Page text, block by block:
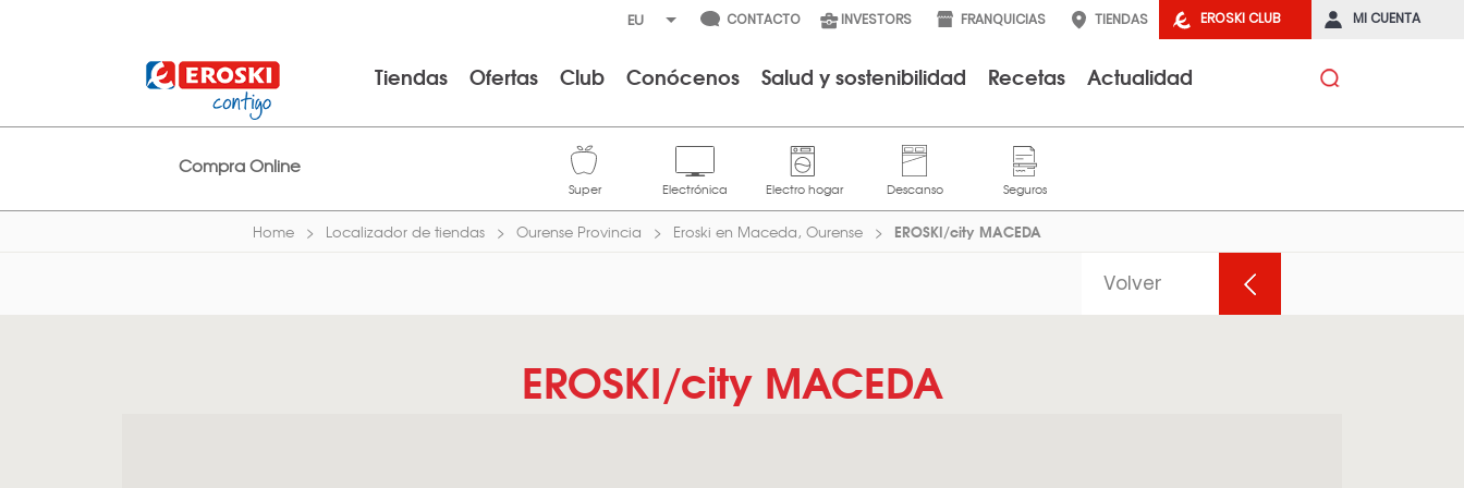
EROSKI CLUB MI CUENTA
CONTACTO INVESTORS FRANQUICIAS TIENDAS
Tiendas Ofertas Club Conócenos Salud y sostenibilidad Recetas Actualidad
Compra Online
Home Localizador de tiendas Ourense Provincia Eroski en Maceda, Ourense EROSKI/city MACEDA
Volver
EROSKI/city MACEDA